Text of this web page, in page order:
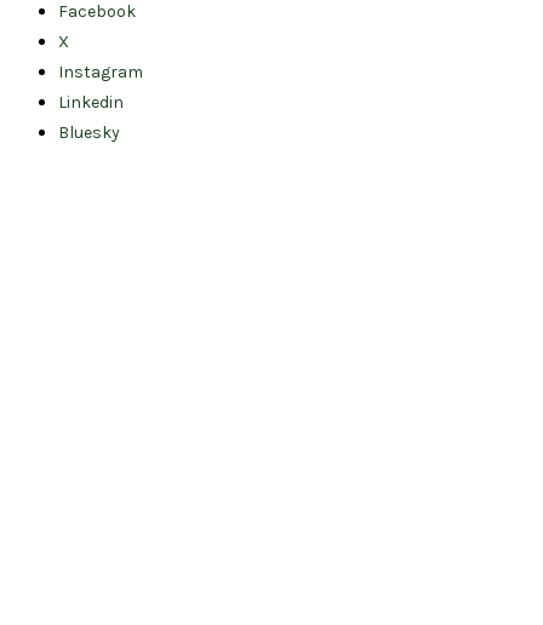
Facebook
X
Instagram
Linkedin
Bluesky